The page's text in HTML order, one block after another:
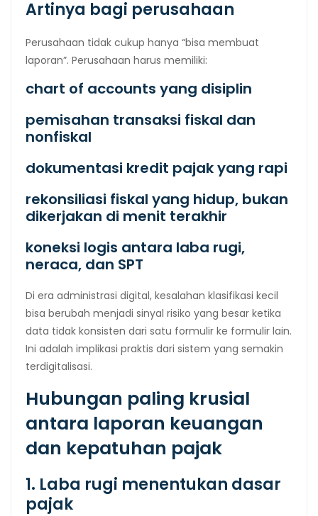
Artinya bagi perusahaan
Perusahaan tidak cukup hanya “bisa membuat
laporan”. Perusahaan harus memiliki:
chart of accounts yang disiplin
pemisahan transaksi fiskal dan
nonfiskal
dokumentasi kredit pajak yang rapi
rekonsiliasi fiskal yang hidup, bukan
dikerjakan di menit terakhir
koneksi logis antara laba rugi,
neraca, dan SPT
Di era administrasi digital, kesalahan klasifikasi kecil
bisa berubah menjadi sinyal risiko yang besar ketika
data tidak konsisten dari satu formulir ke formulir lain.
Ini adalah implikasi praktis dari sistem yang semakin
terdigitalisasi.
Hubungan paling krusial
antara laporan keuangan
dan kepatuhan pajak
1. Laba rugi menentukan dasar
pajak